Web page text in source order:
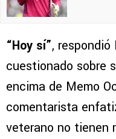
“Hoy sí”, respondió
cuestionado sobre
encima de Memo
comentarista
veterano no tienen